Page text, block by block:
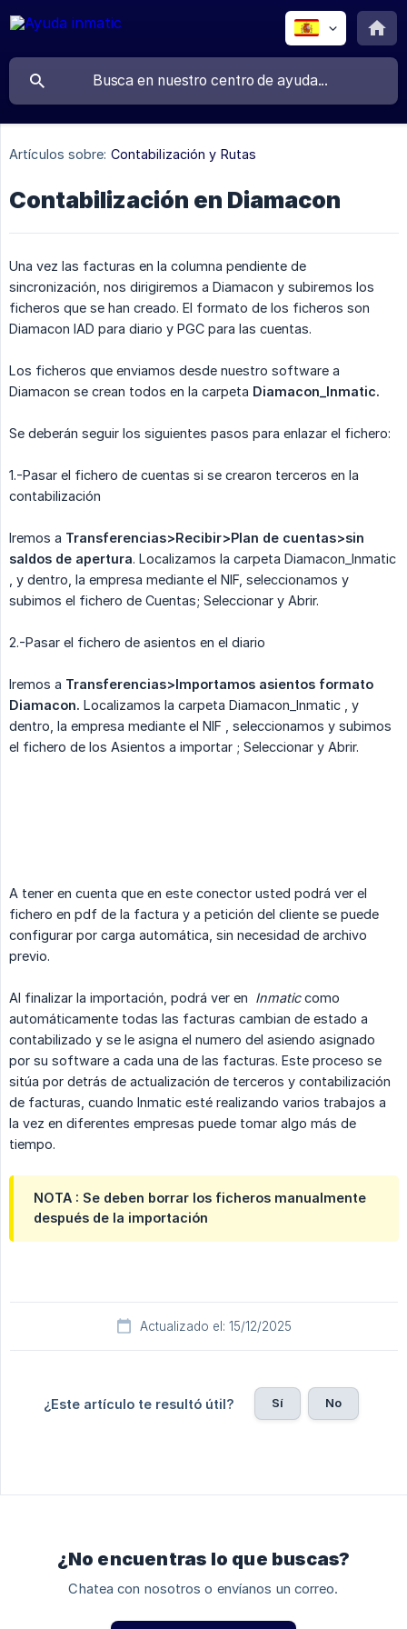
Artículos sobre: Contabilización y Rutas
Contabilización en Diamacon
Una vez las facturas en la columna pendiente de
sincronización, nos dirigiremos a Diamacon y subiremos los
ficheros que se han creado. El formato de los ficheros son
Diamacon IAD para diario y PGC para las cuentas.
Los ficheros que enviamos desde nuestro software a
Diamacon se crean todos en la carpeta Diamacon_Inmatic.
Se deberán seguir los siguientes pasos para enlazar el fichero:
1.-Pasar el fichero de cuentas si se crearon terceros en la
contabilización
Iremos a Transferencias>Recibir>Plan de cuentas>sin
saldos de apertura. Localizamos la carpeta Diamacon_Inmatic
, y dentro, la empresa mediante el NIF, seleccionamos y
subimos el fichero de Cuentas; Seleccionar y Abrir.
2.-Pasar el fichero de asientos en el diario
Iremos a Transferencias>Importamos asientos formato
Diamacon. Localizamos la carpeta Diamacon_Inmatic , y
dentro, la empresa mediante el NIF , seleccionamos y subimos
el fichero de los Asientos a importar ; Seleccionar y Abrir.
A tener en cuenta que en este conector usted podrá ver el
fichero en pdf de la factura y a petición del cliente se puede
configurar por carga automática, sin necesidad de archivo
previo.
Al finalizar la importación, podrá ver en Inmaticcomo
automáticamente todas las facturas cambian de estado a
contabilizado y se le asigna el numero del asiendo asignado
por su software a cada una de las facturas. Este proceso se
sitúa por detrás de actualización de terceros y contabilización
de facturas, cuando Inmatic esté realizando varios trabajos a
la vez en diferentes empresas puede tomar algo más de
tiempo.
NOTA : Se deben borrar los ficheros manualmente
después de la importación
Actualizado el: 15/12/2025
¿Este artículo te resultó útil? Sí No
¿No encuentras lo que buscas?
Chatea con nosotros o envíanos un correo.